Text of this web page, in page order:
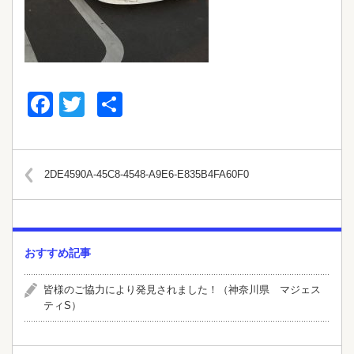
Facebook
Twitter
2DE4590A-45C8-4548-A9E6-E835B4FA60F0
おすすめ記事
皆様のご協力により発見されました！（神奈川県 マジェス
ティS）